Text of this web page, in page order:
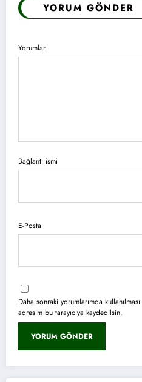
YORUM GÖNDER
Yorumlar
Bağlantı ismi
E-Posta
Daha sonraki yorumlarımda
adresim bu tarayıcıya kaydedilsin.